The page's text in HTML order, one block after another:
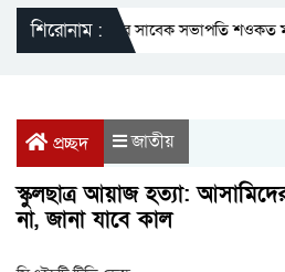
শিরোনাম :
প্রেসক্লাবের সাবেক সভাপতি শওকত
প্রচ্ছদ জাতীয়
স্কুলছাত্র আয়াজ হত্যা:
না, জানা যাবে কাল